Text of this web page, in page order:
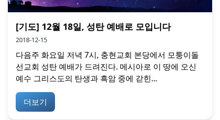
[기도] 12월 18일, 성탄 예배로 모입니다
2018-12-15
다음주 화요일 저녁 7시, 충현교회 본당에서 모퉁이돌
선교회 성탄 예배가 드려진다. 메시아로 이 땅에 오신
예수 그리스도의 탄생과 흑암 중에 갇힌...
더보기